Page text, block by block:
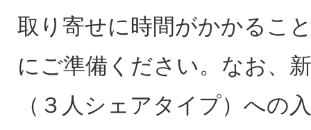
取り寄せに時間がかかるこ
にご準備ください。なお、
（３人シェアタイプ）への